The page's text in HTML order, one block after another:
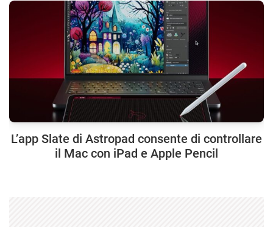
L’app Slate di Astropad consente di controllare
il Mac con iPad e Apple Pencil